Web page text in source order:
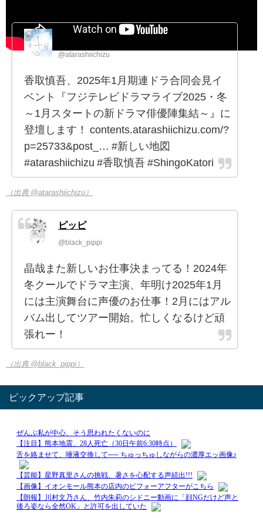
@atarashiichizu
香取慎吾、2025年1月期連ドラ合同会見イ
ベント『フジテレビドラマライブ2025・冬
～1月スタートの新ドラマ俳優陣集結～』に
登壇します！ contents.atarashiichizu.com/?
p=25733&post_… #新しい地図
#atarashiichizu #香取慎吾 #ShingoKatori
（出典 @atarashiichizu）
ピッピ
@black_pippi
晶哉また新しいお仕事決まってる！2024年
冬クールでドラマ主演、年明け2025年1月
には主演舞台に声優のお仕事！2月にはアル
バム出してツアー開始。忙しくなるけど頑
張れー！
（出典 @black_pippi）
ピックアップ記事